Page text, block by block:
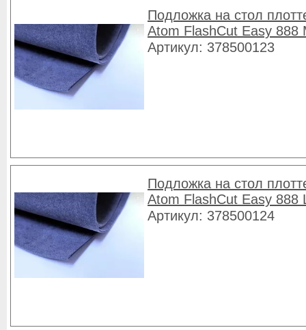
Подложка на стол
Atom FlashCut Easy 888
Артикул: 378500123
Подложка на стол
Atom FlashCut Easy 888
Артикул: 378500124